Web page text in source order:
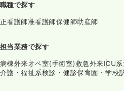
職種で探す
正看護師准看護師保健師助産師
担当業務で探す
病棟外来オペ室(手術室)救急外来ICU系
介護・福祉系検診・健診保育園・学校